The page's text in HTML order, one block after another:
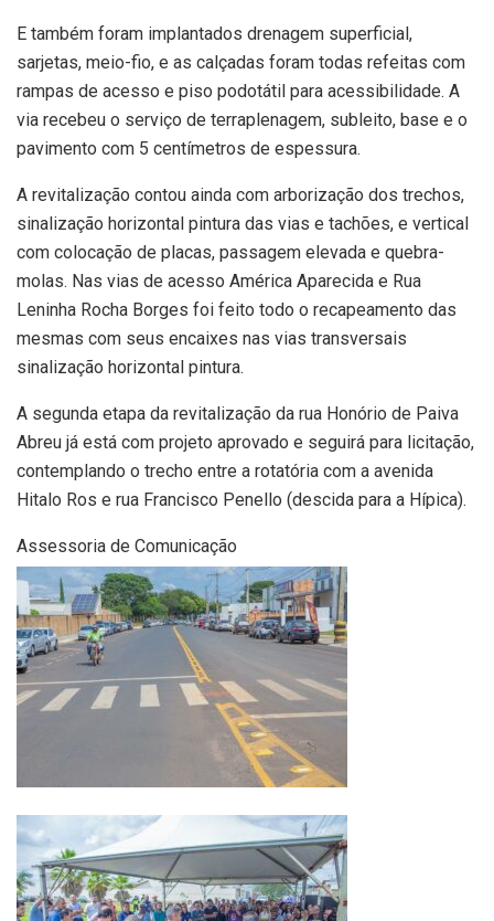
E também foram implantados drenagem superficial,
sarjetas, meio-fio, e as calçadas foram todas refeitas com
rampas de acesso e piso podotátil para acessibilidade. A
via recebeu o serviço de terraplenagem, subleito, base e o
pavimento com 5 centímetros de espessura.
A revitalização contou ainda com arborização dos trechos,
sinalização horizontal pintura das vias e tachões, e vertical
com colocação de placas, passagem elevada e quebra-
molas. Nas vias de acesso América Aparecida e Rua
Leninha Rocha Borges foi feito todo o recapeamento das
mesmas com seus encaixes nas vias transversais
sinalização horizontal pintura.
A segunda etapa da revitalização da rua Honório de Paiva
Abreu já está com projeto aprovado e seguirá para licitação,
contemplando o trecho entre a rotatória com a avenida
Hitalo Ros e rua Francisco Penello (descida para a Hípica).
Assessoria de Comunicação